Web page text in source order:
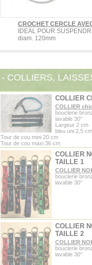
CROCHET CERCLE
IDEAL POUR
diam. 120mm
- COLLIERS,
COLLIER
COLLIER
bouclerie
lavable 30°
Largeur 2 cm
bleu uni 2,5 cm
Tour de cou mini 20 cm
Tour de cou maxi 36 cm
COLLIER
TAILLE 1
COLLIER
bouclerie
lavable 30°
COLLIER
TAILLE 2
COLLIER
bouclerie
lavable 30°